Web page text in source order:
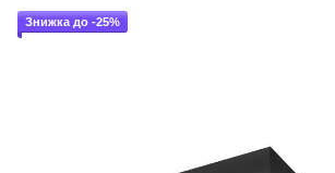
Знижка до -25%